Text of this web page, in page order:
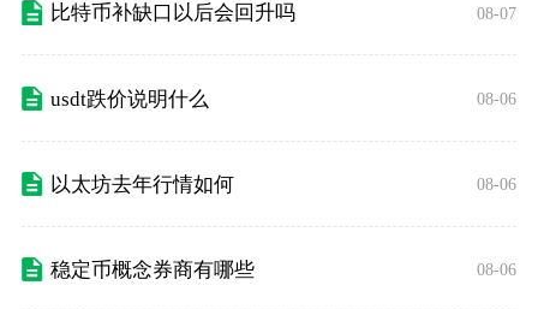
比特币补缺口以后会回升吗 08-07
usdt跌价说明什么 08-06
以太坊去年行情如何 08-06
稳定币概念券商有哪些 08-06